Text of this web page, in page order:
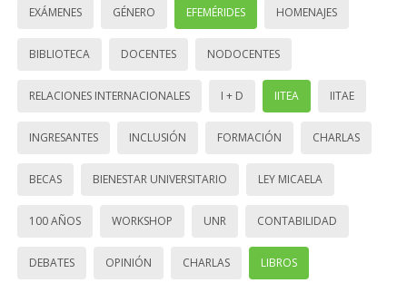
EXÁMENES GÉNERO EFEMÉRIDES HOMENAJES
BIBLIOTECA DOCENTES NODOCENTES
RELACIONES INTERNACIONALES I + D IITEA IITAE
INGRESANTES INCLUSIÓN FORMACIÓN CHARLAS
BECAS BIENESTAR UNIVERSITARIO LEY MICAELA
100 AÑOS WORKSHOP UNR CONTABILIDAD
DEBATES OPINIÓN CHARLAS LIBROS